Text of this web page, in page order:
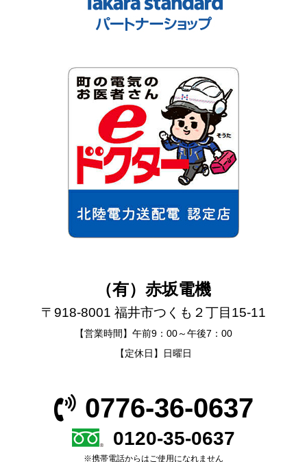
（有）赤坂電機
〒918-8001 福井市つくも２丁目15-11
【営業時間】午前9：00～午後7：00
【定休日】日曜日
0776-36-0637
0120-35-0637
※携帯電話からはご使用になれません